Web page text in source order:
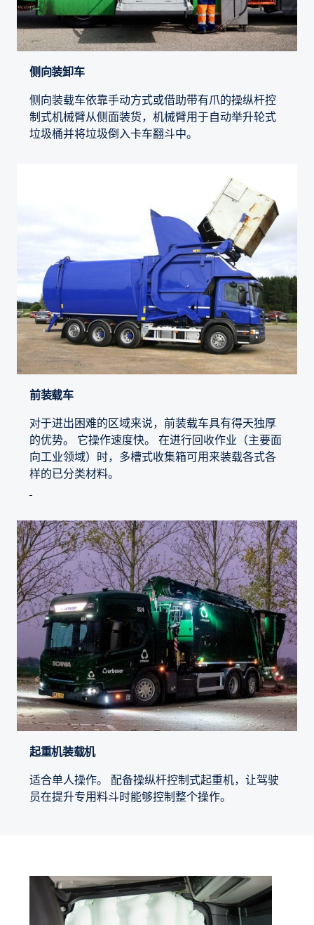
侧向装卸车
侧向装载车依靠手动方式或借助带有爪的操纵杆控
制式机械臂从侧面装货，机械臂用于自动举升轮式
垃圾桶并将垃圾倒入卡车翻斗中。
前装载车
对于进出困难的区域来说，前装载车具有得天独厚
的优势。 它操作速度快。 在进行回收作业（主要面
向工业领域）时，多槽式收集箱可用来装载各式各
样的已分类材料。
起重机装载机
适合单人操作。 配备操纵杆控制式起重机，让驾驶
员在提升专用料斗时能够控制整个操作。